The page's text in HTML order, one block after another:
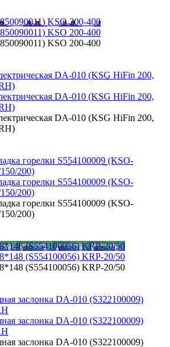
KSO 200-400
KSO 200-400
KSO 200-400
DA-010 (KSG HiFin 200,
DA-010 (KSG HiFin 200,
DA-010 (KSG HiFin 200,
горелки S554100009 (KSO-
200)
горелки S554100009 (KSO-
200)
горелки S554100009 (KSO-
200)
(S554100056) KRP-20/50
(S554100056) KRP-20/50
(S554100056) KRP-20/50
заслонка DA-010 (S322100009)
заслонка DA-010 (S322100009)
заслонка DA-010 (S322100009)